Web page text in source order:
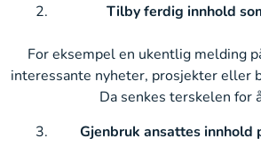
Tilby ferdig innhold
For eksempel en ukentlig melding
interessante nyheter, prosjekter eller
Da senkes terskelen for
Gjenbruk ansattes innhold